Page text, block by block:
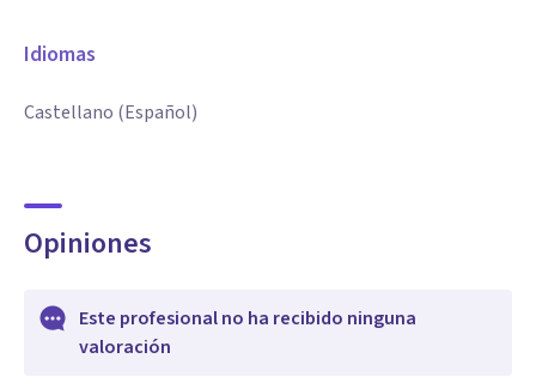
Idiomas
Castellano (Español)
Opiniones
Este profesional no ha recibido ninguna
valoración